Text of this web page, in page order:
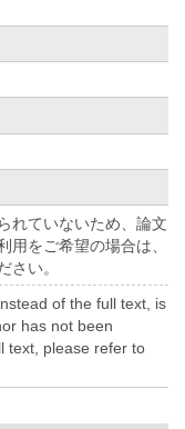
れていないため、論文
用をご希望の場合は、
さい。
of the full text, is
has not been
text, please refer to